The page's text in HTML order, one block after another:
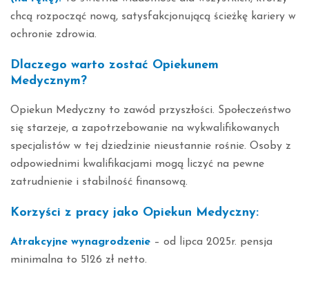
chcą rozpocząć nową, satysfakcjonującą ścieżkę kariery w
ochronie zdrowia.
Dlaczego warto zostać Opiekunem
Medycznym?
Opiekun Medyczny to zawód przyszłości. Społeczeństwo
się starzeje, a zapotrzebowanie na wykwalifikowanych
specjalistów w tej dziedzinie nieustannie rośnie. Osoby z
odpowiednimi kwalifikacjami mogą liczyć na pewne
zatrudnienie i stabilność finansową.
Korzyści z pracy jako Opiekun Medyczny:
Atrakcyjne wynagrodzenie – od lipca 2025r. pensja
minimalna to 5126 zł netto.